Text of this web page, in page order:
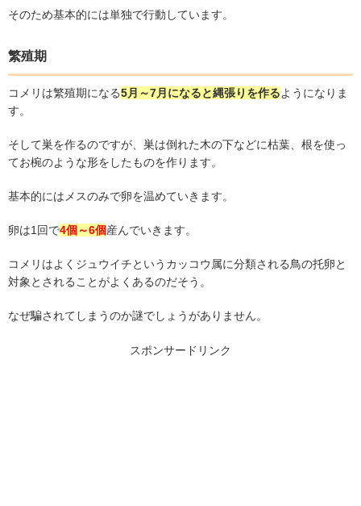
そのため基本的には単独で行動しています。
繁殖期
コメリは繁殖期になる5月～7月になると縄張りを作るようになりま
す。
そして巣を作るのですが、巣は倒れた木の下などに枯葉、根を使っ
てお椀のような形をしたものを作ります。
基本的にはメスのみで卵を温めていきます。
卵は1回で4個～6個産んでいきます。
コメリはよくジュウイチというカッコウ属に分類される鳥の托卵と
対象とされることがよくあるのだそう。
なぜ騙されてしまうのか謎でしょうがありません。
スポンサードリンク